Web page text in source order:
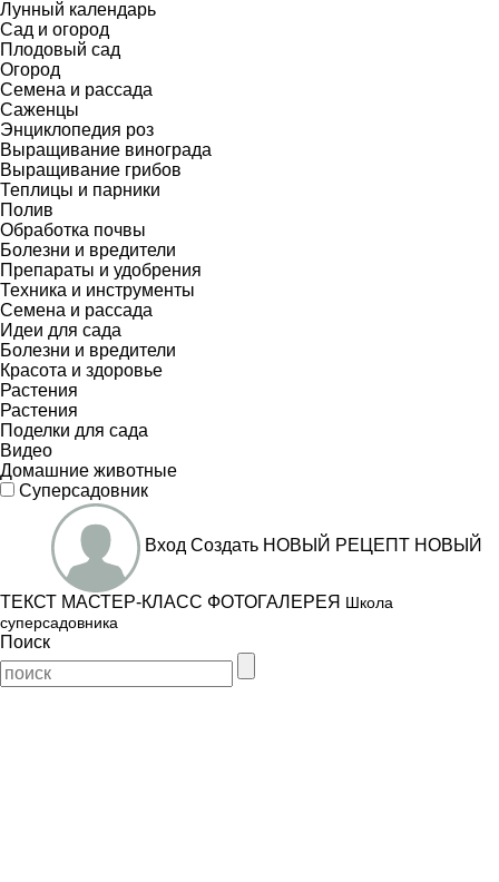
Лунный календарь
Сад и огород
Плодовый сад
Огород
Семена и рассада
Саженцы
Энциклопедия роз
Выращивание винограда
Выращивание грибов
Теплицы и парники
Полив
Обработка почвы
Болезни и вредители
Препараты и удобрения
Техника и инструменты
Семена и рассада
Идеи для сада
Болезни и вредители
Красота и здоровье
Растения
Растения
Поделки для сада
Видео
Домашние животные
Суперсадовник
Вход Создать НОВЫЙ РЕЦЕПТ НОВЫЙ
ТЕКСТ МАСТЕР-КЛАСС ФОТОГАЛЕРЕЯ Школа
суперсадовника
Поиск